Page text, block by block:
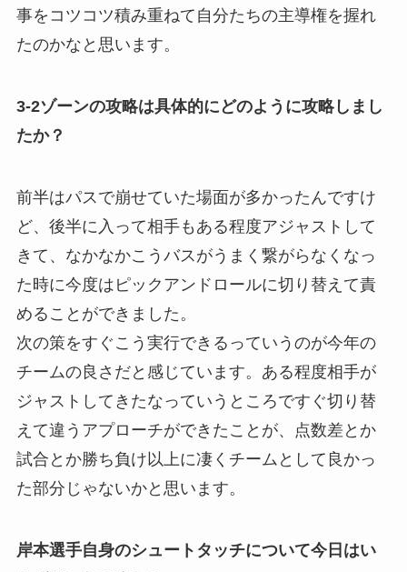
事をコツコツ積み重ねて自分たちの主導権を握れ
たのかなと思います。
3-2ゾーンの攻略は具体的にどのように攻略しまし
たか？
前半はパスで崩せていた場面が多かったんですけ
ど、後半に入って相手もある程度アジャストして
きて、なかなかこうバスがうまく繋がらなくなっ
た時に今度はピックアンドロールに切り替えて責
めることができました。
次の策をすぐこう実行できるっていうのが今年の
チームの良さだと感じています。 ある程度相手が
ジャストしてきたなっていうところですぐ切り替
えて違うアプローチができたことが、点数差とか
試合とか勝ち負け以上に凄くチームとして良かっ
た部分じゃないかと思います。
岸本選手自身のシュートタッチについて今日はい